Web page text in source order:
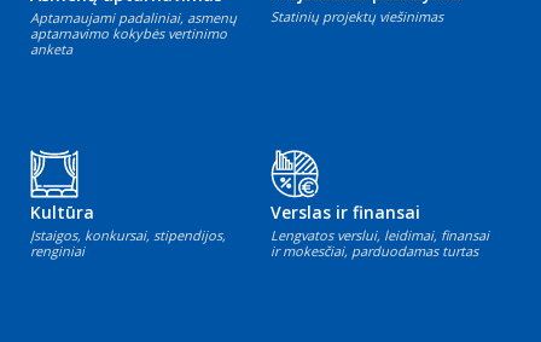
Aptarnaujami padaliniai, asmenų
aptarnavimo kokybės vertinimo
anketa
Statinių projektų viešinimas
Kultūra
Įstaigos, konkursai, stipendijos,
renginiai
Verslas ir finansai
Lengvatos verslui, leidimai, finansai
ir mokesčiai, parduodamas turtas